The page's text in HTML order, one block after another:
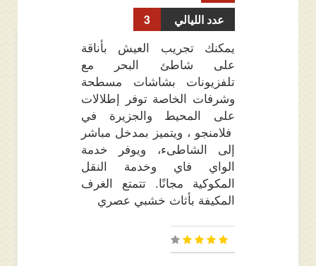
عدد الليالي
3
يمكنك تجريب العيش بأناقة
على شاطئ البحر مع
تلفزيونات بشاشات مسطحة
وشرفات الخاصة توفر إطلالات
على المحيط والجزيرة في
فلامنجو ، ويتميز بمدخل مباشر
إلى الشاطىء، ويوفر خدمة
الواي فاي وخدمة النقل
المكوكية مجانًا. تتمتع الغرف
المكيفة بأثاث خشبي عصري